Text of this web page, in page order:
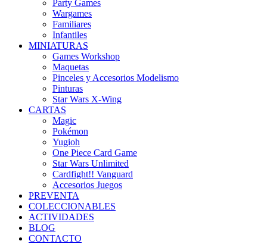
Party Games
Wargames
Familiares
Infantiles
MINIATURAS
Games Workshop
Maquetas
Pinceles y Accesorios Modelismo
Pinturas
Star Wars X-Wing
CARTAS
Magic
Pokémon
Yugioh
One Piece Card Game
Star Wars Unlimited
Cardfight!! Vanguard
Accesorios Juegos
PREVENTA
COLECCIONABLES
ACTIVIDADES
BLOG
CONTACTO